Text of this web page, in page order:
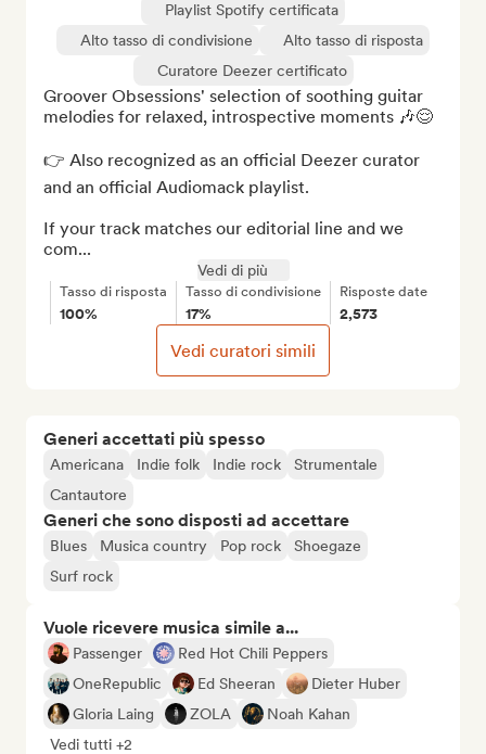
Generi accettati più spesso
Americana Indie folk Indie rock
Strumentale
Cantautore
Generi che sono disposti ad accettare
Blues Musica country Pop rock
Shoegaze
Surf rock
Vuole ricevere musica simile a...
Passenger
Red Hot Chili Peppers
OneRepublic
Ed Sheeran
Dieter Huber
Gloria Laing
ZOLA
Noah Kahan
Vedi tutti +2
Playlist Spotify certificata
Alto tasso di condivisione
Alto tasso di risposta
Curatore Deezer certificato
Groover Obsessions' selection of soothing guitar
melodies for relaxed, introspective moments 🎶😌
👉 Also recognized as an official Deezer curator
and an official Audiomack playlist.
If your track matches our editorial line and we
com...
Vedi di più
Tasso di risposta
100%
Tasso di condivisione
17%
Risposte date
2,573
Vedi curatori simili